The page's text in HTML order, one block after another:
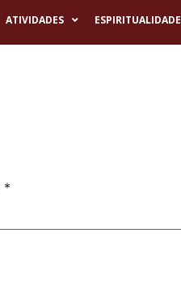
ATIVIDADES ESPIRITUALIDADE
*